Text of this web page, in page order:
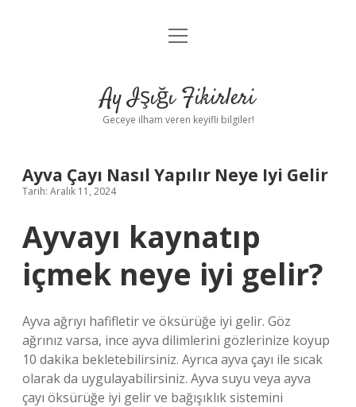
Anasayfa
Yasal Uyarı
menüyü
Ay Işığı Fikirleri
Geceye ilham veren keyifli bilgiler!
Ayva Çayı Nasıl Yapılır Neye Iyi Gelir
Tarih: Aralık 11, 2024
Ayvayı kaynatıp
içmek neye iyi gelir?
Ayva ağrıyı hafifletir ve öksürüğe iyi gelir. Göz
ağrınız varsa, ince ayva dilimlerini gözlerinize koyup
10 dakika bekletebilirsiniz. Ayrıca ayva çayı ile sıcak
olarak da uygulayabilirsiniz. Ayva suyu veya ayva
çayı öksürüğe iyi gelir ve bağışıklık sistemini